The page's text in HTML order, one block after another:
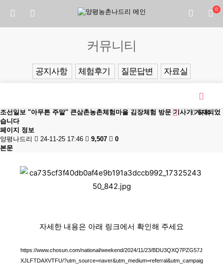
0
커뮤니티
공지사항 체험후기 질문답변 자료실
목록
조선일보 "아무튼 주말" 큰삼촌농촌체험마을 김장체험 방문 기사가 게재되었
습니다
페이지 정보
양평나드리
24-11-25 17:46 9,507
0
본문
자세한 내용은 아래 링크에서 확인해 주세요
https://www.chosun.com/national/weekend/2024/11/23/BDU3QXQ7PZG57J
XJLFTDAXVTFU/?utm_source=naver&utm_medium=referral&utm_campaig